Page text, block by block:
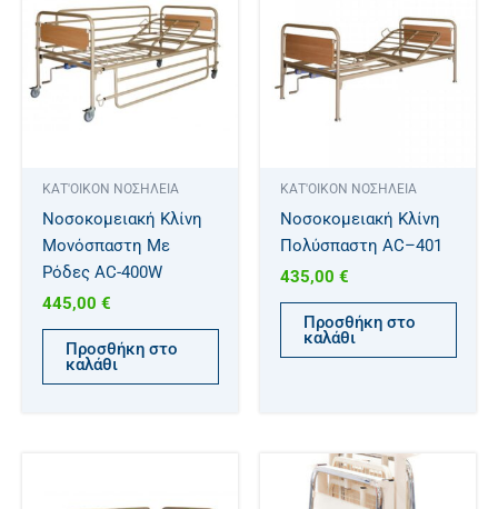
ΚΑΤ'ΟΙΚΟΝ ΝΟΣΗΛΕΙΑ
Νοσοκομειακή Κλίνη
Μονόσπαστη Με
Ρόδες AC-400W
445,00 €
Προσθήκη στο
καλάθι
ΚΑΤ'ΟΙΚΟΝ ΝΟΣΗΛΕΙΑ
Νοσοκομειακή Κλίνη
Πολύσπαστη AC–401
435,00 €
Προσθήκη στο
καλάθι